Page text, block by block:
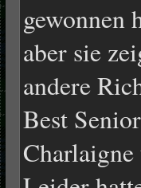
gewonnen
aber sie
andere
Best